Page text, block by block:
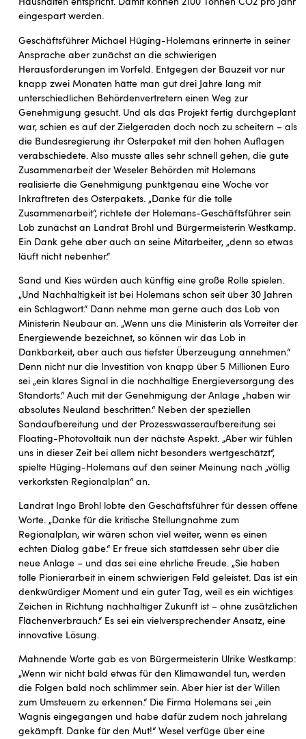
eingespart werden.
Geschäftsführer Michael Hüging-Holemans erinnerte in seiner
Ansprache aber zunächst an die schwierigen
Herausforderungen im Vorfeld. Entgegen der Bauzeit vor nur
knapp zwei Monaten hätte man gut drei Jahre lang mit
unterschiedlichen Behördenvertretern einen Weg zur
Genehmigung gesucht. Und als das Projekt fertig durchgeplant
war, schien es auf der Zielgeraden doch noch zu scheitern – als
die Bundesregierung ihr Osterpaket mit den hohen Auflagen
verabschiedete. Also musste alles sehr schnell gehen, die gute
Zusammenarbeit der Weseler Behörden mit Holemans
realisierte die Genehmigung punktgenau eine Woche vor
Inkraftreten des Osterpakets. „Danke für die tolle
Zusammenarbeit“, richtete der Holemans-Geschäftsführer sein
Lob zunächst an Landrat Brohl und Bürgermeisterin Westkamp.
Ein Dank gehe aber auch an seine Mitarbeiter, „denn so etwas
läuft nicht nebenher.“
Sand und Kies würden auch künftig eine große Rolle spielen.
„Und Nachhaltigkeit ist bei Holemans schon seit über 30 Jahren
ein Schlagwort.“ Dann nehme man gerne auch das Lob von
Ministerin Neubaur an. „Wenn uns die Ministerin als Vorreiter der
Energiewende bezeichnet, so können wir das Lob in
Dankbarkeit, aber auch aus tiefster Überzeugung annehmen.“
Denn nicht nur die Investition von knapp über 5 Millionen Euro
sei „ein klares Signal in die nachhaltige Energieversorgung des
Standorts.“ Auch mit der Genehmigung der Anlage „haben wir
absolutes Neuland beschritten.“ Neben der speziellen
Sandaufbereitung und der Prozesswasseraufbereitung sei
Floating-Photovoltaik nun der nächste Aspekt. „Aber wir fühlen
uns in dieser Zeit bei allem nicht besonders wertgeschätzt“,
spielte Hüging-Holemans auf den seiner Meinung nach „völlig
verkorksten Regionalplan“ an.
Landrat Ingo Brohl lobte den Geschäftsführer für dessen offene
Worte. „Danke für die kritische Stellungnahme zum
Regionalplan, wir wären schon viel weiter, wenn es einen
echten Dialog gäbe.“ Er freue sich stattdessen sehr über die
neue Anlage – und das sei eine ehrliche Freude. „Sie haben
tolle Pionierarbeit in einem schwierigen Feld geleistet. Das ist ein
denkwürdiger Moment und ein guter Tag, weil es ein wichtiges
Zeichen in Richtung nachhaltiger Zukunft ist – ohne zusätzlichen
Flächenverbrauch.“ Es sei ein vielversprechender Ansatz, eine
innovative Lösung.
Mahnende Worte gab es von Bürgermeisterin Ulrike Westkamp:
„Wenn wir nicht bald etwas für den Klimawandel tun, werden
die Folgen bald noch schlimmer sein. Aber hier ist der Willen
zum Umsteuern zu erkennen.“ Die Firma Holemans sei „ein
Wagnis eingegangen und habe dafür zudem noch jahrelang
gekämpft. Danke für den Mut!“ Wesel verfüge über eine